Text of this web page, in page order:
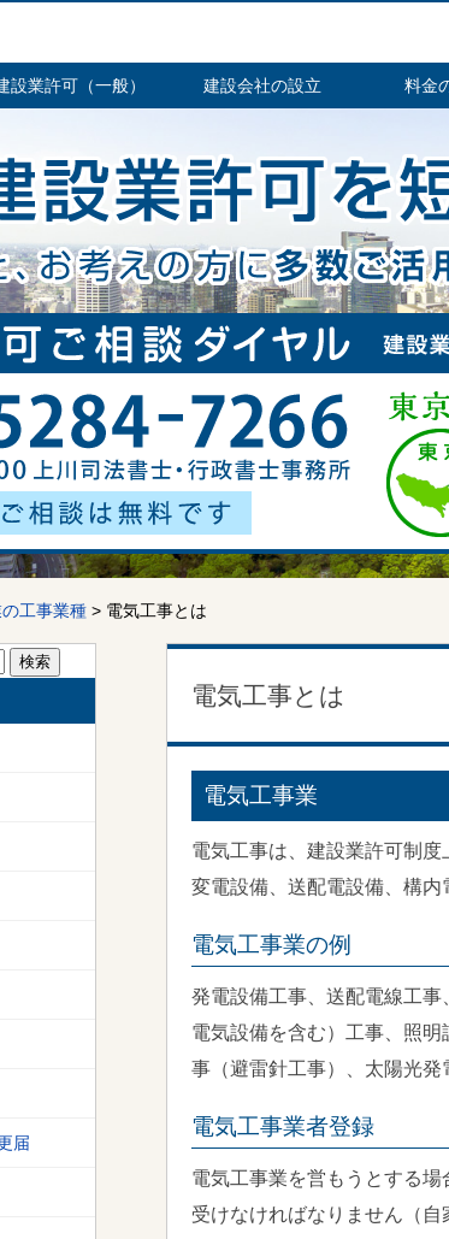
設業許可（一般） 建設会社の設立 料金
工事業種 > 電気工事とは
電気工事とは
電気工事業
電気工事は、建設業許可制度
変電設備、送配電設備、構内
電気工事業の例
発電設備工事、送配電線工
電気設備を含む）工事、照
事（避雷針工事）、太陽光発
電気工事業者登録
電気工事業を営もうとする
受けなければなりません（
届